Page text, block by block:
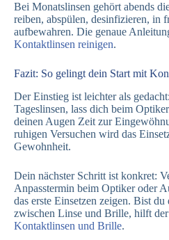
Bei Monatslinsen gehört abends
reiben, abspülen, desinfizieren, in
aufbewahren. Die genaue
Kontaktlinsen reinigen.
Fazit: So gelingt dein Start mit
Der Einstieg ist leichter als
Tageslinsen, lass dich beim
deinen Augen Zeit zur
ruhigen Versuchen wird das
Gewohnheit.
Dein nächster Schritt ist konkret:
Anpasstermin beim Optiker oder
das erste Einsetzen zeigen. Bist
zwischen Linse und Brille, hilft der
Kontaktlinsen und Brille.